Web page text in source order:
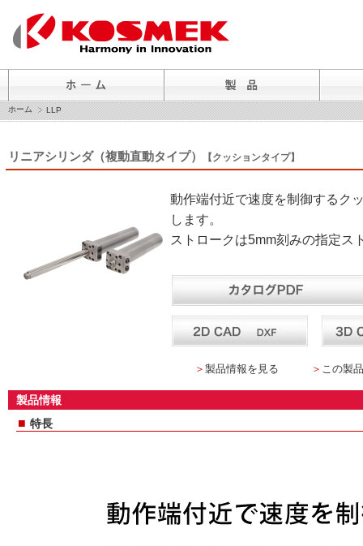
ホーム LLP
リニアシリンダ（複動直動タイプ） 【クッションタイプ】
動作端付近で速度を制御するク
します。
ストロークは5mm刻みの指定ス
＞ 製品情報を見る ＞ この製
製品情報
■ 特長